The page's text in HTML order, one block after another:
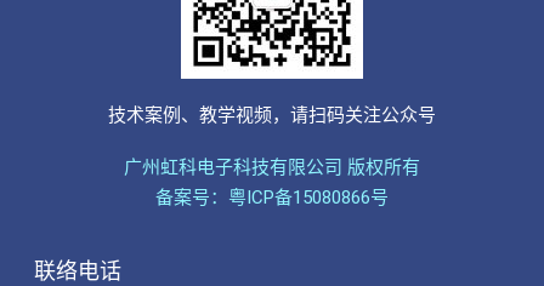
技术案例、教学视频，请扫码关注公众号
广州虹科电子科技有限公司 版权所有
备案号：粤ICP备15080866号
联络电话